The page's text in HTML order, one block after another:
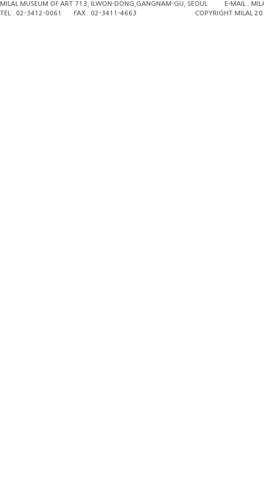
MILAL MUSEUM OF ART 713, ILWON-DONG,GANGNAM-GU, SEOUL
E-MAIL .
TEL . 02-3412-0061
FAX . 02-3411-4663 COPYRIGHT MILAL